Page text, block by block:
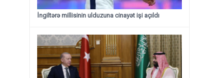
İngiltərə millisinin ulduzuna cinayət işi açıldı